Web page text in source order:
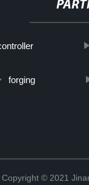
forging
Copyright © 2021